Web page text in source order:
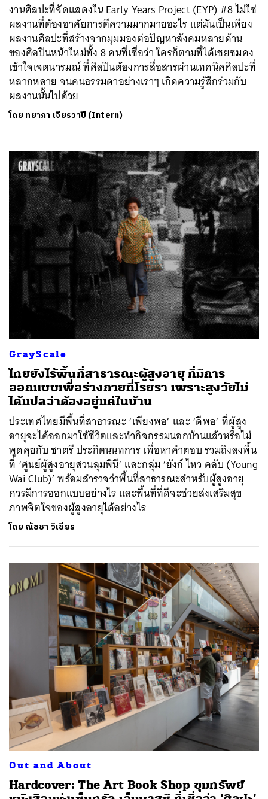
งานศิลปะที่จัดแสดงใน Early Years Project (EYP) #8 ไม่ใช่
ผลงานที่ต้องอาศัยการตีความมากมายอะไร แต่มันเป็นเพียง
ผลงานศิลปะที่สร้างจากมุมมองต่อปัญหาสังคมหลายด้าน
ของศิลปินหน้าใหม่ทั้ง 8 คนที่เชื่อว่า ใครก็ตามที่ได้เชยชมคง
เข้าใจเจตนารมณ์ ที่ศิลปินต้องการสื่อสารผ่านเทคนิคศิลปะที่
หลากหลาย จนคนธรรมดาอย่างเราๆ เกิดความรู้สึกร่วมกับ
ผลงานนั้นไปด้วย
โดย ทยาภา เจียรวาปี (Intern)
GrayScale
ไทยยังไร้พื้นที่สาธารณะผู้สูงอายุ ที่มีการ
ออกแบบเพื่อร่างกายที่โรยรา เพราะสูงวัยไม่
ได้แปลว่าต้องอยู่แค่ในบ้าน
ประเทศไทยมีพื้นที่สาธารณะ ‘เพียงพอ’ และ ‘ดีพอ’ ที่ผู้สูง
อายุจะได้ออกมาใช้ชีวิตและทำกิจกรรมนอกบ้านแล้วหรือไม่
พูดคุยกับ ชาตรี ประกิตนนทการ เพื่อหาคำตอบ รวมถึงลงพื้น
ที่ ‘ศูนย์ผู้สูงอายุสวนลุมพินี’ และกลุ่ม ‘ยังก์ ไหว คลับ (Young
Wai Club)’ พร้อมสำรวจว่าพื้นที่สาธารณะสำหรับผู้สูงอายุ
ควรมีการออกแบบอย่างไร และพื้นที่ที่ดีจะช่วยส่งเสริมสุข
ภาพจิตใจของผู้สูงอายุได้อย่างไร
โดย ณัชชา วิเชียร
Out and About
Hardcover: The Art Book Shop ขุมทรัพย์